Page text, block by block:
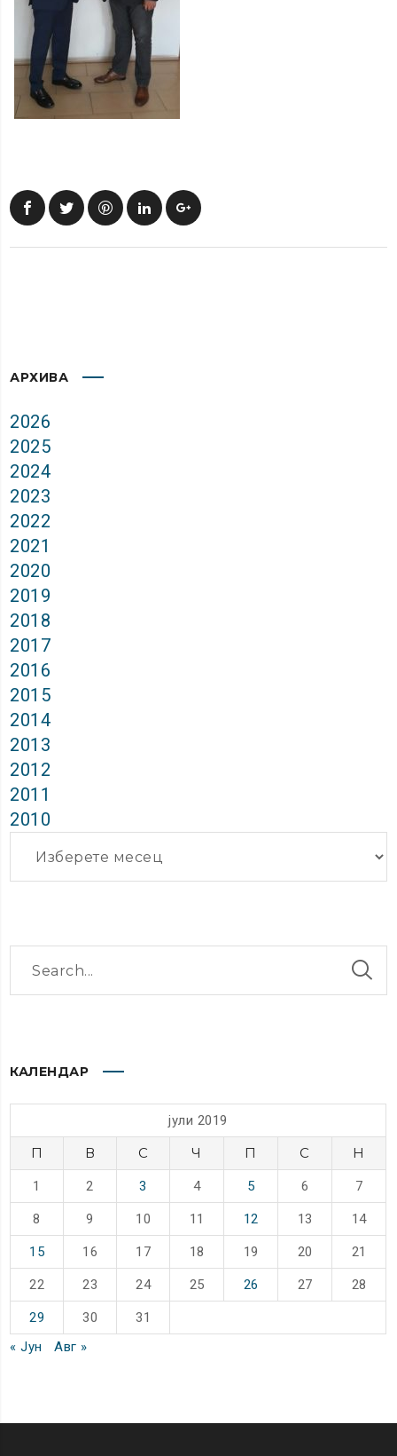
АРХИВА
2026
2025
2024
2023
2022
2021
2020
2019
2018
2017
2016
2015
2014
2013
2012
2011
2010
КАЛЕНДАР
јули 2019
П В С Ч П С Н
1 2 3 4 5 6 7
8 9 10 11 12 13 14
15 16 17 18 19 20 21
22 23 24 25 26 27 28
29 30
31
« Јун
Авг »